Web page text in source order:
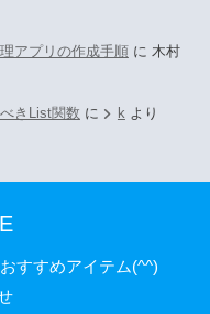
アプリの作成手順 に 木村
きList関数 に k より
おすすめアイテム(^^)